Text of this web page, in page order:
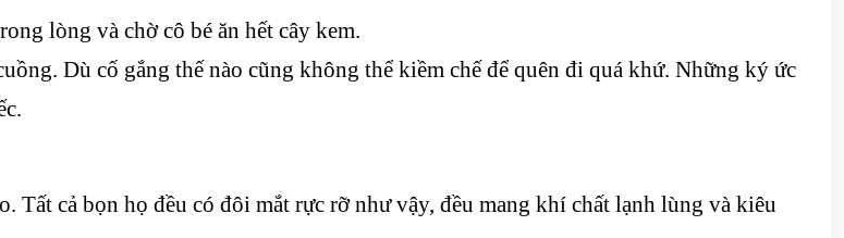
lòng và chờ cô bé ăn hết cây kem.
Dù cố gắng thế nào cũng không thể kiềm chế để quên đi quá khứ. Những ký ức
cả bọn họ đều có đôi mắt rực rỡ như vậy, đều mang khí chất lạnh lùng và kiêu